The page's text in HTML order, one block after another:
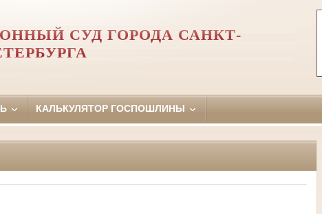
СУД ГОРОДА САНКТ-
КАЛЬКУЛЯТОР ГОСПОШЛИНЫ